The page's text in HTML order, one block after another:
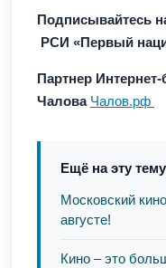
Подписывайтесь
РСИ «Первый
Партнер
Чалова Чалов.рф
Ещё на эту тему
Московский
августе!
Кино – это